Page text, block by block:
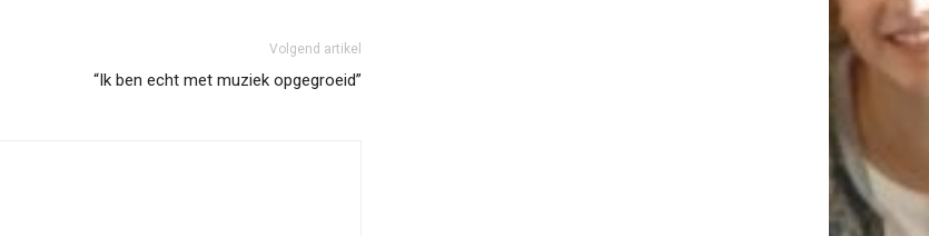
Volgend artikel
“Ik ben echt met muziek opgegroeid”